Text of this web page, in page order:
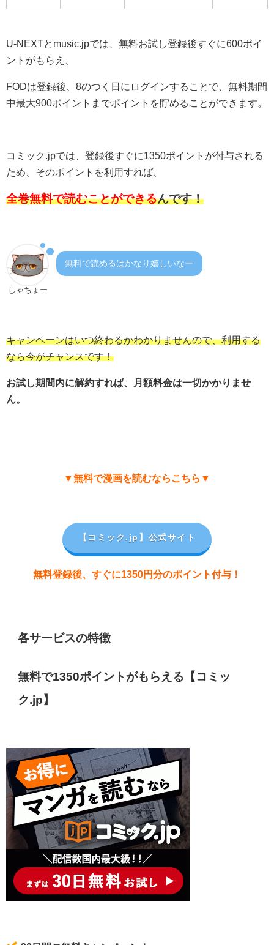
U-NEXTとmusic.jpでは、無料お試し登録後すぐに600ポイ
ントがもらえ、
FODは登録後、8のつく日にログインすることで、無料期間
中最大900ポイントまでポイントを貯めることができます。
コミック.jpでは、登録後すぐに1350ポイントが付与される
ため、そのポイントを利用すれば、
全巻無料で読むことができるんです！
しゃちょー
無料で読めるはかなり嬉しいなー
キャンペーンはいつ終わるかわかりませんので、利用する
なら今がチャンスです！
お試し期間内に解約すれば、月額料金は一切かかりませ
ん。
▼無料で漫画を読むならこちら▼
【コミック.jp 】公式サイト
無料登録後、すぐに1350円分のポイント付与！
各サービスの特徴
無料で1350ポイントがもらえる【コミッ
ク.jp】